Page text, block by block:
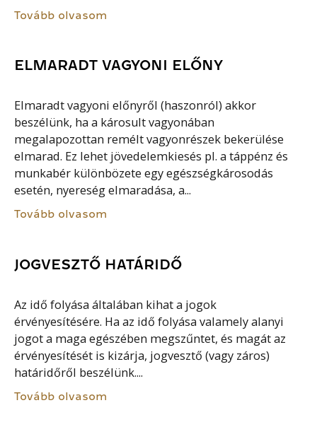
Tovább olvasom
ELMARADT VAGYONI ELŐNY
Elmaradt vagyoni előnyről (haszonról) akkor
beszélünk, ha a károsult vagyonában
megalapozottan remélt vagyonrészek bekerülése
elmarad. Ez lehet jövedelemkiesés pl. a táppénz és
munkabér különbözete egy egészségkárosodás
esetén, nyereség elmaradása, a...
Tovább olvasom
JOGVESZTŐ HATÁRIDŐ
Az idő folyása általában kihat a jogok
érvényesítésére. Ha az idő folyása valamely alanyi
jogot a maga egészében megszűntet, és magát az
érvényesítését is kizárja, jogvesztő (vagy záros)
határidőről beszélünk....
Tovább olvasom